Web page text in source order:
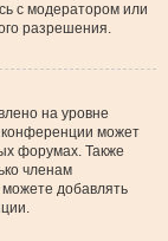
с модератором или
разрешения.
на уровне
может
форумах. Также
членам
добавлять